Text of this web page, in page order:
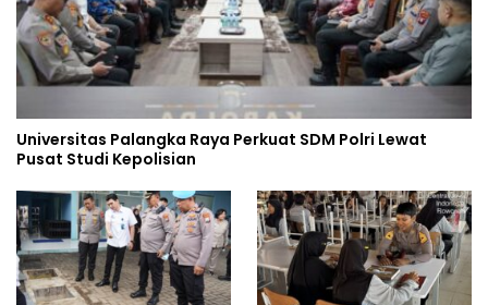
Universitas Palangka Raya Perkuat SDM Polri Lewat
Pusat Studi Kepolisian